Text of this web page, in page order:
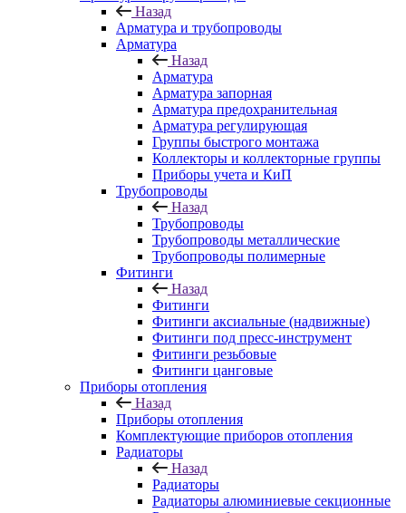
Назад
Арматура и трубопроводы
Арматура
Назад
Арматура
Арматура запорная
Арматура предохранительная
Арматура регулирующая
Группы быстрого монтажа
Коллекторы и коллекторные группы
Приборы учета и КиП
Трубопроводы
Назад
Трубопроводы
Трубопроводы металлические
Трубопроводы полимерные
Фитинги
Назад
Фитинги
Фитинги аксиальные (надвижные)
Фитинги под пресс-инструмент
Фитинги резьбовые
Фитинги цанговые
Приборы отопления
Назад
Приборы отопления
Комплектующие приборов отопления
Радиаторы
Назад
Радиаторы
Радиаторы алюминиевые секционные